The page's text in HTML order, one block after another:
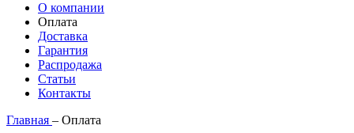
О компании
Оплата
Доставка
Гарантия
Распродажа
Статьи
Контакты
Главная – Оплата